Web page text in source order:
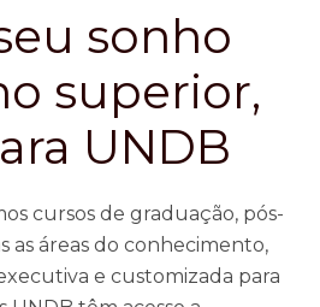
sonho
superior,
UNDB
cursos de graduação, pós-
as áreas do conhecimento,
e customizada para